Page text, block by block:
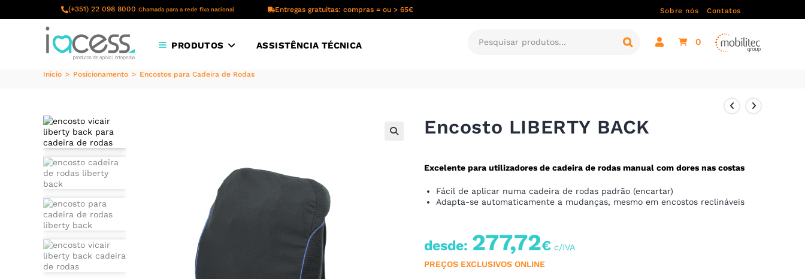
(+351) 22 098 8000 Chamada para a rede fixa nacional Entregas gratuitas: compras = ou > 65€ Sobre nós Contatos
0
PRODUTOS ASSISTÊNCIA TÉCNICA
Início > Posicionamento > Encostos para Cadeira de Rodas
Encosto LIBERTY BACK
Excelente para utilizadores de cadeira de rodas manual com dores nas costas
Fácil de aplicar numa cadeira de rodas padrão (encartar)
Adapta-se automaticamente a mudanças, mesmo em encostos reclináveis
desde: 277,72€
PREÇOS EXCLUSIVOS ONLINE